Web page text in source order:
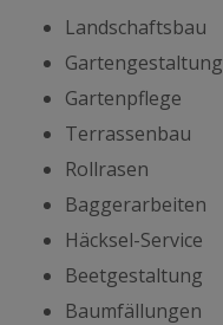
Landschaftsbau
Gartengestaltung
Gartenpflege
Terrassenbau
Rollrasen
Baggerarbeiten
Häcksel-Service
Beetgestaltung
Baumfällungen